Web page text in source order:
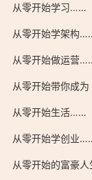
从零开始学习……
「关于從零開始
从零开始学架构
从零开始做运营
从零开始带你成
「关于從零開始
从零开始生活……
从零开始学创业
从零开始的富豪